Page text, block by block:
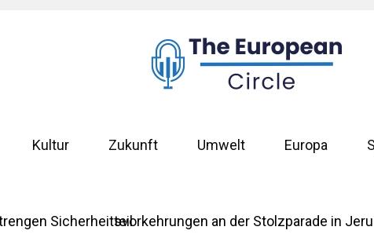
Kultur Zukunft Umwelt Europa